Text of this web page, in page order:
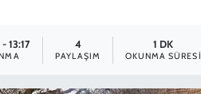
13:17 4
PAYLAŞIM
1 DK
OKUNMA SÜRESI